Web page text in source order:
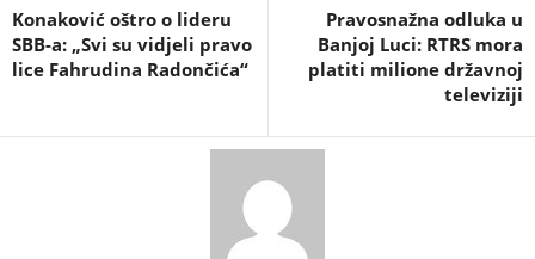
Konaković oštro o lideru
SBB-a: „Svi su vidjeli pravo
lice Fahrudina Radončića“
​Pravosnažna odluka u
Banjoj Luci: RTRS mora
platiti milione državnoj
televiziji